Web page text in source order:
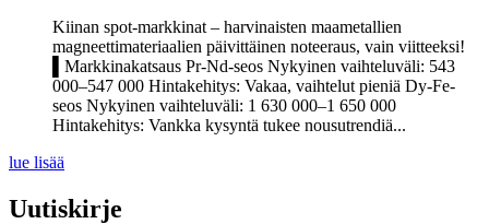
Kiinan spot-markkinat – harvinaisten maametallien
magneettimateriaalien päivittäinen noteeraus, vain viitteeksi!
▌Markkinakatsaus Pr-Nd-seos Nykyinen vaihteluväli: 543
000–547 000 Hintakehitys: Vakaa, vaihtelut pieniä Dy-Fe-
seos Nykyinen vaihteluväli: 1 630 000–1 650 000
Hintakehitys: Vankka kysyntä tukee nousutrendiä...
lue lisää
Uutiskirje